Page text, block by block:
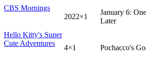
CBS Mornings
2022×1
January 6:
Later
Hello Kitty's Super
Cute Adventures
4×1 Pochacco's